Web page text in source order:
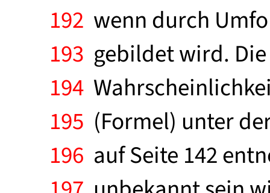
192 wenn durch
193 gebildet wird.
194
195 (Formel) unter
196 auf Seite 142